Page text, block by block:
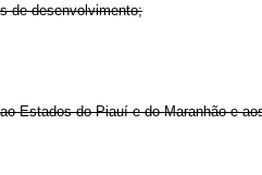
de desenvolvimento;
Estados do Piauí e do Maranhão e